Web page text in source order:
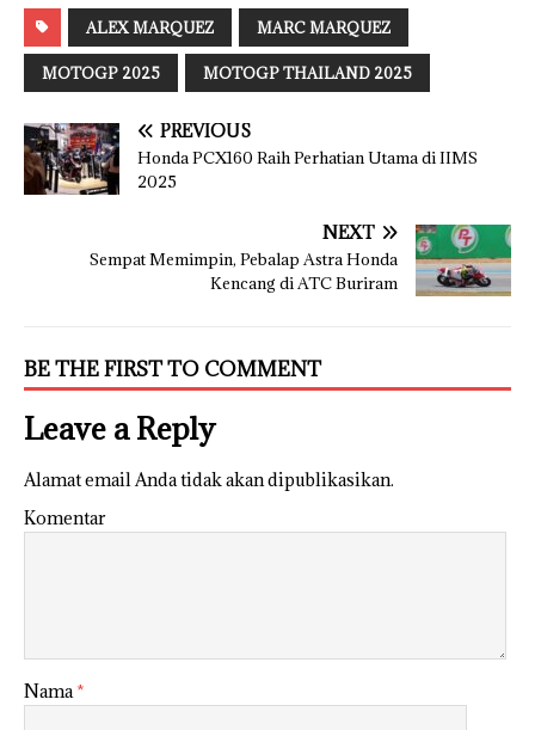
ALEX MARQUEZ MARC MARQUEZ
MOTOGP 2025 MOTOGP THAILAND 2025
PREVIOUS
Honda PCX160 Raih Perhatian Utama di IIMS
2025
NEXT
Sempat Memimpin, Pebalap Astra Honda
Kencang di ATC Buriram
BE THE FIRST TO COMMENT
Leave a Reply
Alamat email Anda tidak akan dipublikasikan.
Komentar
Nama*